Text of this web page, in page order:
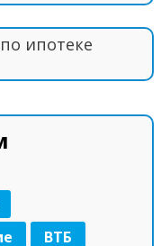
ипотеке
ВТБ